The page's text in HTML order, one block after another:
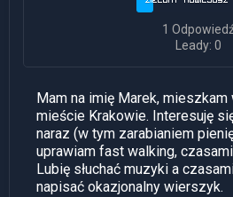
1
Leady: 0
Mam na imię Marek,
mieście Krakowie. Interesuję
naraz (w tym zarabianiem
uprawiam fast walking,
Lubię słuchać muzyki a
napisać okazjonalny wierszyk.